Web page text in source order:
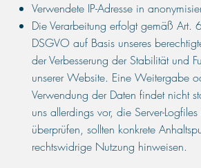
Verwendete IP-Adresse in
Die Verarbeitung erfolgt gemäß Art.
DSGVO auf Basis unseres
der Verbesserung der Stabilität und
unserer Website. Eine Weitergabe
Verwendung der Daten findet nicht
uns allerdings vor, die Server-
überprüfen, sollten konkrete
rechtswidrige Nutzung hinweisen.